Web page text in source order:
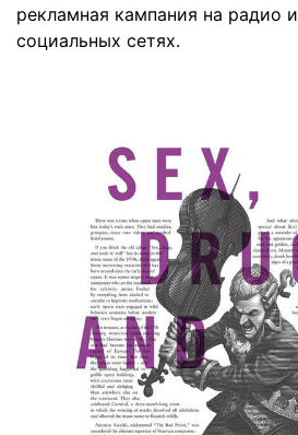
рекламная кампания на радио и
социальных сетях.